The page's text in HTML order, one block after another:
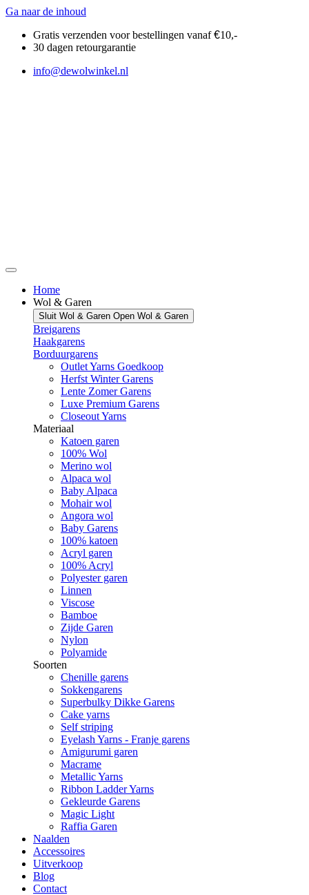
Ga naar de inhoud
Gratis verzenden voor bestellingen vanaf€10,-
30 dagen retourgarantie
info@dewolwinkel.nl
Home
Wol & Garen
Sluit Wol & Garen Open Wol & Garen
Breigarens
Haakgarens
Borduurgarens
Outlet Yarns Goedkoop
Herfst Winter Garens
Lente Zomer Garens
Luxe Premium Garens
Closeout Yarns
Materiaal
Katoen garen
100% Wol
Merino wol
Alpaca wol
Baby Alpaca
Mohair wol
Angora wol
Baby Garens
100% katoen
Acryl garen
100% Acryl
Polyester garen
Linnen
Viscose
Bamboe
Zijde Garen
Nylon
Polyamide
Soorten
Chenille garens
Sokkengarens
Superbulky Dikke Garens
Cake yarns
Self striping
Eyelash Yarns - Franje garens
Amigurumi garen
Macrame
Metallic Yarns
Ribbon Ladder Yarns
Gekleurde Garens
Magic Light
Raffia Garen
Naalden
Accessoires
Uitverkoop
Blog
Contact